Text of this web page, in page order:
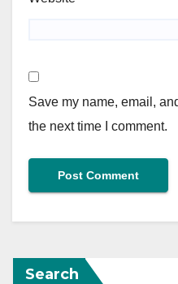
Save my name, email,
the next time I comment.
Search